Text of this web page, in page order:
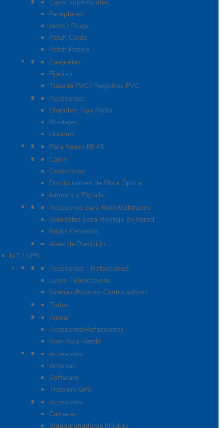
Cajas Superficiales
Faceplates
Jacks / Plugs
Patch Cords
Patch Panels
Canalización
Canaletas
Fijación
Tubería PVC / Registros PVC
Charola
Accesorios
Charolas Tipo Malla
Montajes
Uniones
Conectores
Para Redes RJ-45
Fibra Óptica
Cable
Conectores
Distribuidores de Fibra Óptica
Jumpers y Pigtails
Rack y Gabinetes
Accesorios para Rack/Gabinetes
Gabinetes para Montaje en Pared
Racks Cerrados
Sistemas de Enfriamiento
Aires de Precisión
IoT / GPS
Accesorios para Motocicleta
Accesorios – Refacciones
Luces Telescópicas
Sirenas-Bocinas-Controladores
Barras para Interior
Todos
Estrobos/Giratorias
Ámbar
Accesorios/Refacciones
Rojo-Azul-Verde
IoT, GPS y Telemática
Accesorios
Antenas
Software
Trackers GPS
Videograbadoras Móviles y Portáiles
Accesorios
Cámaras
Videograbadoras Móviles